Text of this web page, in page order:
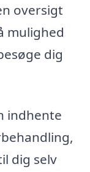
oversigt
mulighed
dig
indhente
dig selv